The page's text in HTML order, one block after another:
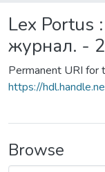
Lex Portus
журнал. -
Permanent URI for
https://
Browse